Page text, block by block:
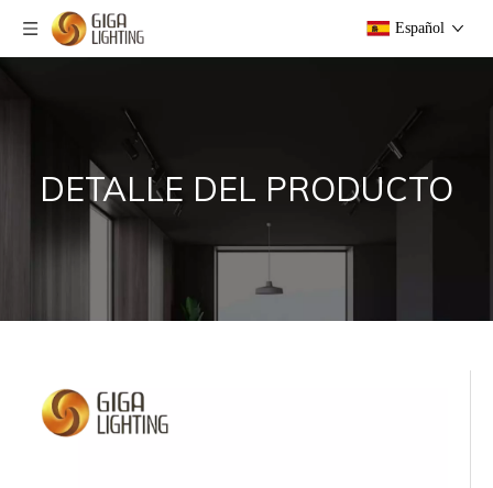
Español
DETALLE DEL PRODUCTO